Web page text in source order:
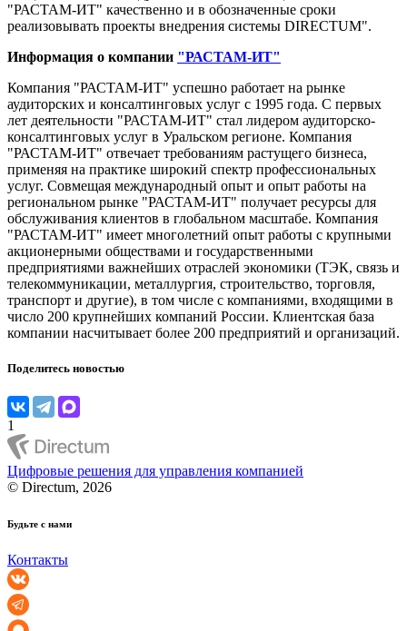
"РАСТАМ-ИТ" качественно и в обозначенные сроки
реализовывать проекты внедрения системы DIRECTUM".
Информация о компании "РАСТАМ-ИТ"
Компания "РАСТАМ-ИТ" успешно работает на рынке
аудиторских и консалтинговых услуг с 1995 года. С первых
лет деятельности "РАСТАМ-ИТ" стал лидером аудиторско-
консалтинговых услуг в Уральском регионе. Компания
"РАСТАМ-ИТ" отвечает требованиям растущего бизнеса,
применяя на практике широкий спектр профессиональных
услуг. Совмещая международный опыт и опыт работы на
региональном рынке "РАСТАМ-ИТ" получает ресурсы для
обслуживания клиентов в глобальном масштабе. Компания
"РАСТАМ-ИТ" имеет многолетний опыт работы с крупными
акционерными обществами и государственными
предприятиями важнейших отраслей экономики (ТЭК, связь и
телекоммуникации, металлургия, строительство, торговля,
транспорт и другие), в том числе с компаниями, входящими в
число 200 крупнейших компаний России. Клиентская база
компании насчитывает более 200 предприятий и организаций.
Поделитесь новостью
1
Цифровые решения для управления компанией
© Directum, 2026
Будьте с нами
Контакты